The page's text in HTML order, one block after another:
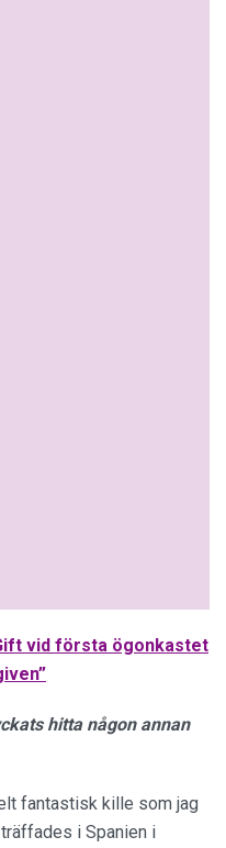
vid första ögonkastet
hitta någon annan
fantastisk kille som jag
i Spanien i